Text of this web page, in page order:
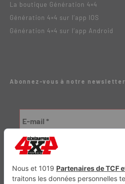
La boutique Génération 4×4
Génération 4×4 sur l’app IOS
Génération 4×4 sur l’app Android
Abonnez-vous à notre newsletter